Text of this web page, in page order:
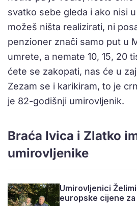
svatko sebe gleda i ako nisi
možeš ništa realizirati, ni
penzioner znači samo put u
umrete, a nemate 10, 15, 20
ćete se zakopati, nas će u
Zezam se i karikiram, to je
je 82-godišnji umirovljenik.
Braća Ivica i Zlatko
umirovljenike
Umirovljenici
europske cijene